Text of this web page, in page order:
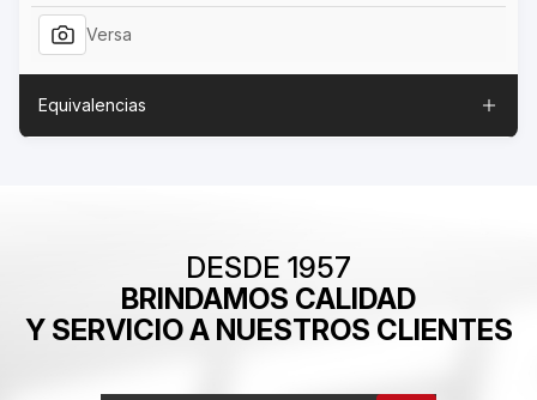
Versa
Equivalencias
DESDE 1957
BRINDAMOS CALIDAD
Y SERVICIO A NUESTROS CLIENTES